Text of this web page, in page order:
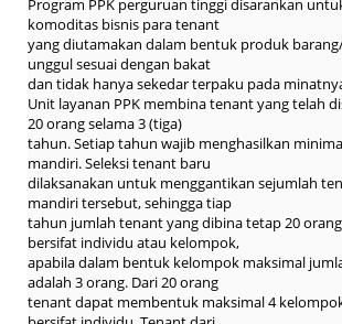
Program PPK perguruan tinggi disarankan
komoditas bisnis para tenant
yang diutamakan dalam bentuk produk
unggul sesuai dengan bakat
dan tidak hanya sekedar terpaku pada
Unit layanan PPK membina tenant yang telah
20 orang selama 3 (tiga)
tahun. Setiap tahun wajib menghasilkan
mandiri. Seleksi tenant baru
dilaksanakan untuk menggantikan sejumlah
mandiri tersebut, sehingga tiap
tahun jumlah tenant yang dibina tetap 20
bersifat individu atau kelompok,
apabila dalam bentuk kelompok maksimal
adalah 3 orang. Dari 20 orang
tenant dapat membentuk maksimal 4